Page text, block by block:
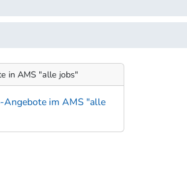
in AMS "alle jobs"
Angebote im AMS "alle